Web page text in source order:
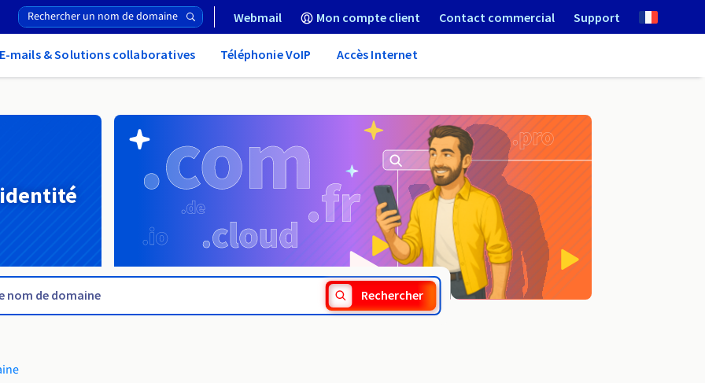
Webmail Mon compte client Contact commercial Support
E-mails & Solutions collaboratives Téléphonie VoIP Accès Internet
Rechercher